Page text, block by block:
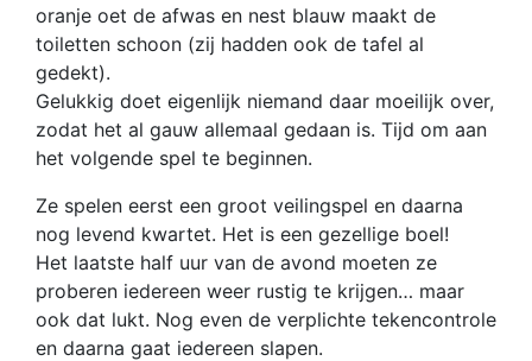
oranje oet de afwas en nest blauw maakt de
toiletten schoon (zij hadden ook de tafel al
gedekt).
Gelukkig doet eigenlijk niemand daar moeilijk over,
zodat het al gauw allemaal gedaan is. Tijd om aan
het volgende spel te beginnen.
Ze spelen eerst een groot veilingspel en daarna
nog levend kwartet. Het is een gezellige boel!
Het laatste half uur van de avond moeten ze
proberen iedereen weer rustig te krijgen… maar
ook dat lukt. Nog even de verplichte tekencontrole
en daarna gaat iedereen slapen.